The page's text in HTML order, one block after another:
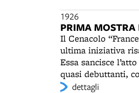
Visitazione delle
1926
PRIMA MOSTRA
Il Cenacolo
ultima iniziativa
Essa sancisce
quasi debuttanti,
Cervellati.
dettagli